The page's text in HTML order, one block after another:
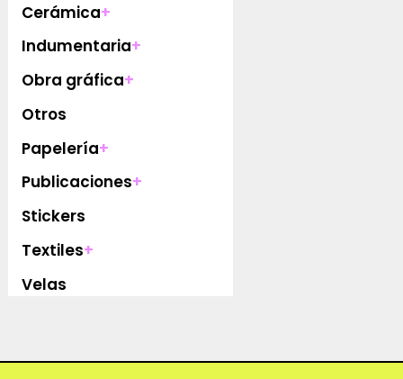
Cerámica+
Indumentaria+
Obra gráfica+
Otros
Papelería+
Publicaciones+
Stickers
Textiles+
Velas